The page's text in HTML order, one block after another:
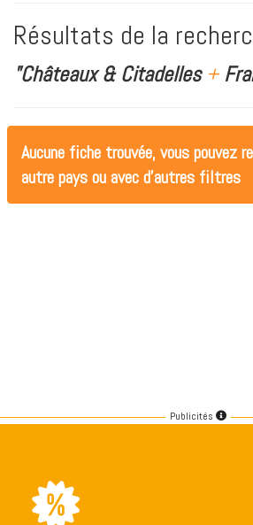
Résultats de la
"Châteaux & Citadelles +
Aucune fiche trouvée, vous pouvez
autre pays ou avec d'autres filtres
Publicités